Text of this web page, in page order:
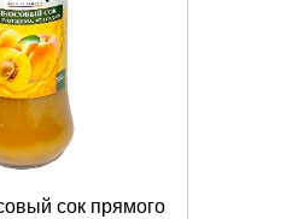
сок прямого